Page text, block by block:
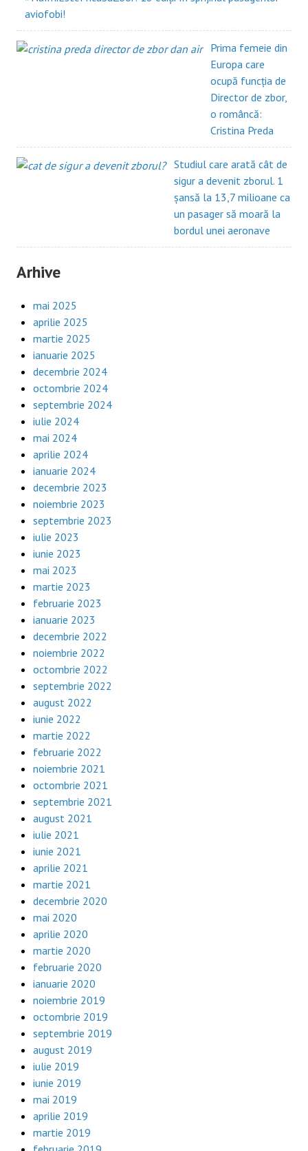
aviofobi!
Prima femeie din
Europa care
ocupă funcția de
Director de zbor,
o româncă:
Cristina Preda
Studiul care arată cât de
sigur a devenit zborul. 1
șansă la 13,7 milioane ca
un pasager să moară la
bordul unei aeronave
Arhive
mai 2025
aprilie 2025
martie 2025
ianuarie 2025
decembrie 2024
octombrie 2024
septembrie 2024
iulie 2024
mai 2024
aprilie 2024
ianuarie 2024
decembrie 2023
noiembrie 2023
septembrie 2023
iulie 2023
iunie 2023
mai 2023
martie 2023
februarie 2023
ianuarie 2023
decembrie 2022
noiembrie 2022
octombrie 2022
septembrie 2022
august 2022
iunie 2022
martie 2022
februarie 2022
noiembrie 2021
octombrie 2021
septembrie 2021
august 2021
iulie 2021
iunie 2021
aprilie 2021
martie 2021
decembrie 2020
mai 2020
aprilie 2020
martie 2020
februarie 2020
ianuarie 2020
noiembrie 2019
octombrie 2019
septembrie 2019
august 2019
iulie 2019
iunie 2019
mai 2019
aprilie 2019
martie 2019